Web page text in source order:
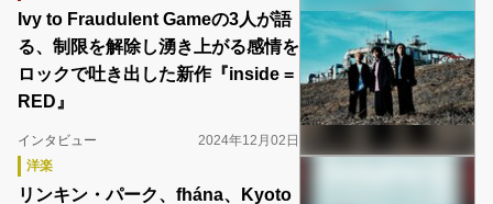
Ivy to Fraudulent Gameの3人が語
る、制限を解除し湧き上がる感情を
ロックで吐き出した新作『inside =
RED』
インタビュー
2024年12月02日
洋楽
リンキン・パーク、fhána、Kyoto